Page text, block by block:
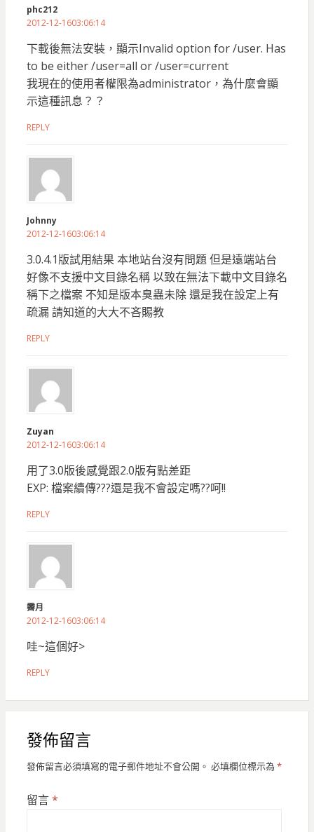
phc212
2012-12-1603:06:14
下載後無法安裝，顯示Invalid option for /user. Has
to be either /user=all or /user=current
我現在的使用者權限為administrator，為什麼會顯
示這種訊息？？
REPLY
Johnny
2012-12-1603:06:14
3.0.4.1版試用結果 本地站台沒有問題 但是遠端站台
好像不支援中文目錄名稱 以致在無法下載中文目錄名
稱下之檔案 不知是版本臭蟲未除 還是我在設定上有
疏漏 請知道的大大不吝賜教
REPLY
Zuyan
2012-12-1603:06:14
用了3.0版後感覺跟2.0版有點差距
EXP: 檔案續傳???還是我不會設定嗎??呵!!
REPLY
霽月
2012-12-1603:06:14
哇~這個好>
REPLY
發佈留言
發佈留言必須填寫的電子郵件地址不會公開。 必填欄位標示為 *
留言*